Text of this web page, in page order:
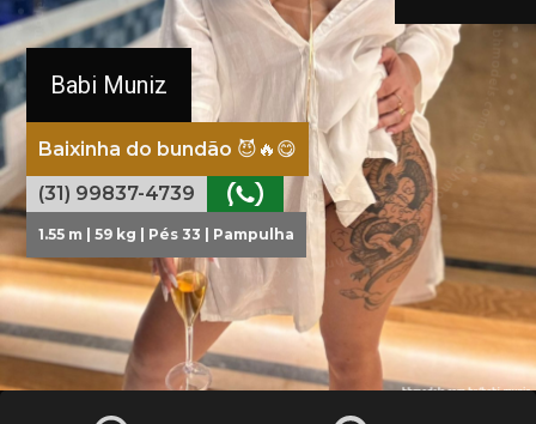
Babi Muniz
Baixinha do bundão 😈🔥😋
(31) 99837-4739
1.55 m | 59 kg | Pés 33 | Pampulha